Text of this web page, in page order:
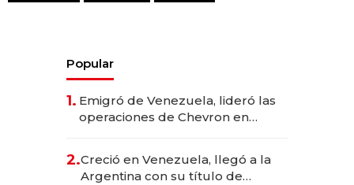
Popular
1. Emigró de Venezuela, lideró las
operaciones de Chevron en
2.Creció en Venezuela, llegó a la
Argentina con su título de